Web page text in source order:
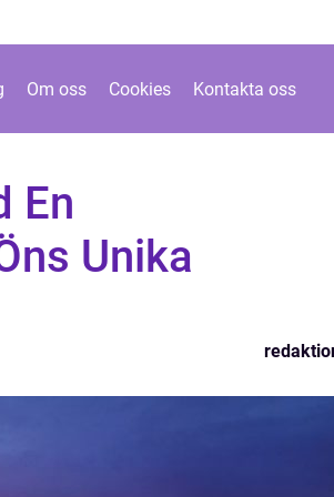
Om oss Cookies Kontakta oss
En
Unika